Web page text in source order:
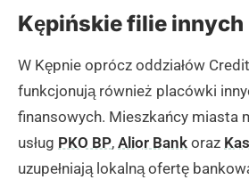
Kępińskie filie innych
W Kępnie oprócz oddziałów
funkcjonują również placówki
finansowych. Mieszkańcy miasta
usług PKO BP, Alior Bank oraz
uzupełniają lokalną ofertę